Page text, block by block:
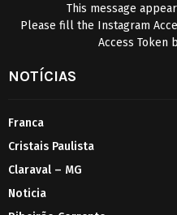
This message
Please fill the Instagram
Access Token
NOTÍCIAS
Franca
Cristais Paulista
Claraval – MG
Noticia